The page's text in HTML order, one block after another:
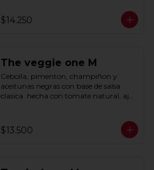
$14.250
The veggie one M
Cebolla, pimenton, champiñon y
aceitunas negras con base de salsa
clasica  hecha con tomate natural, ajo,
$13.500